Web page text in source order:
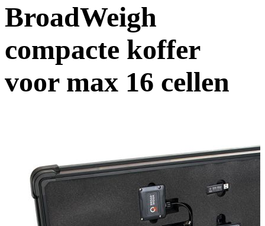
BroadWeigh
compacte koffer
voor max 16 cellen